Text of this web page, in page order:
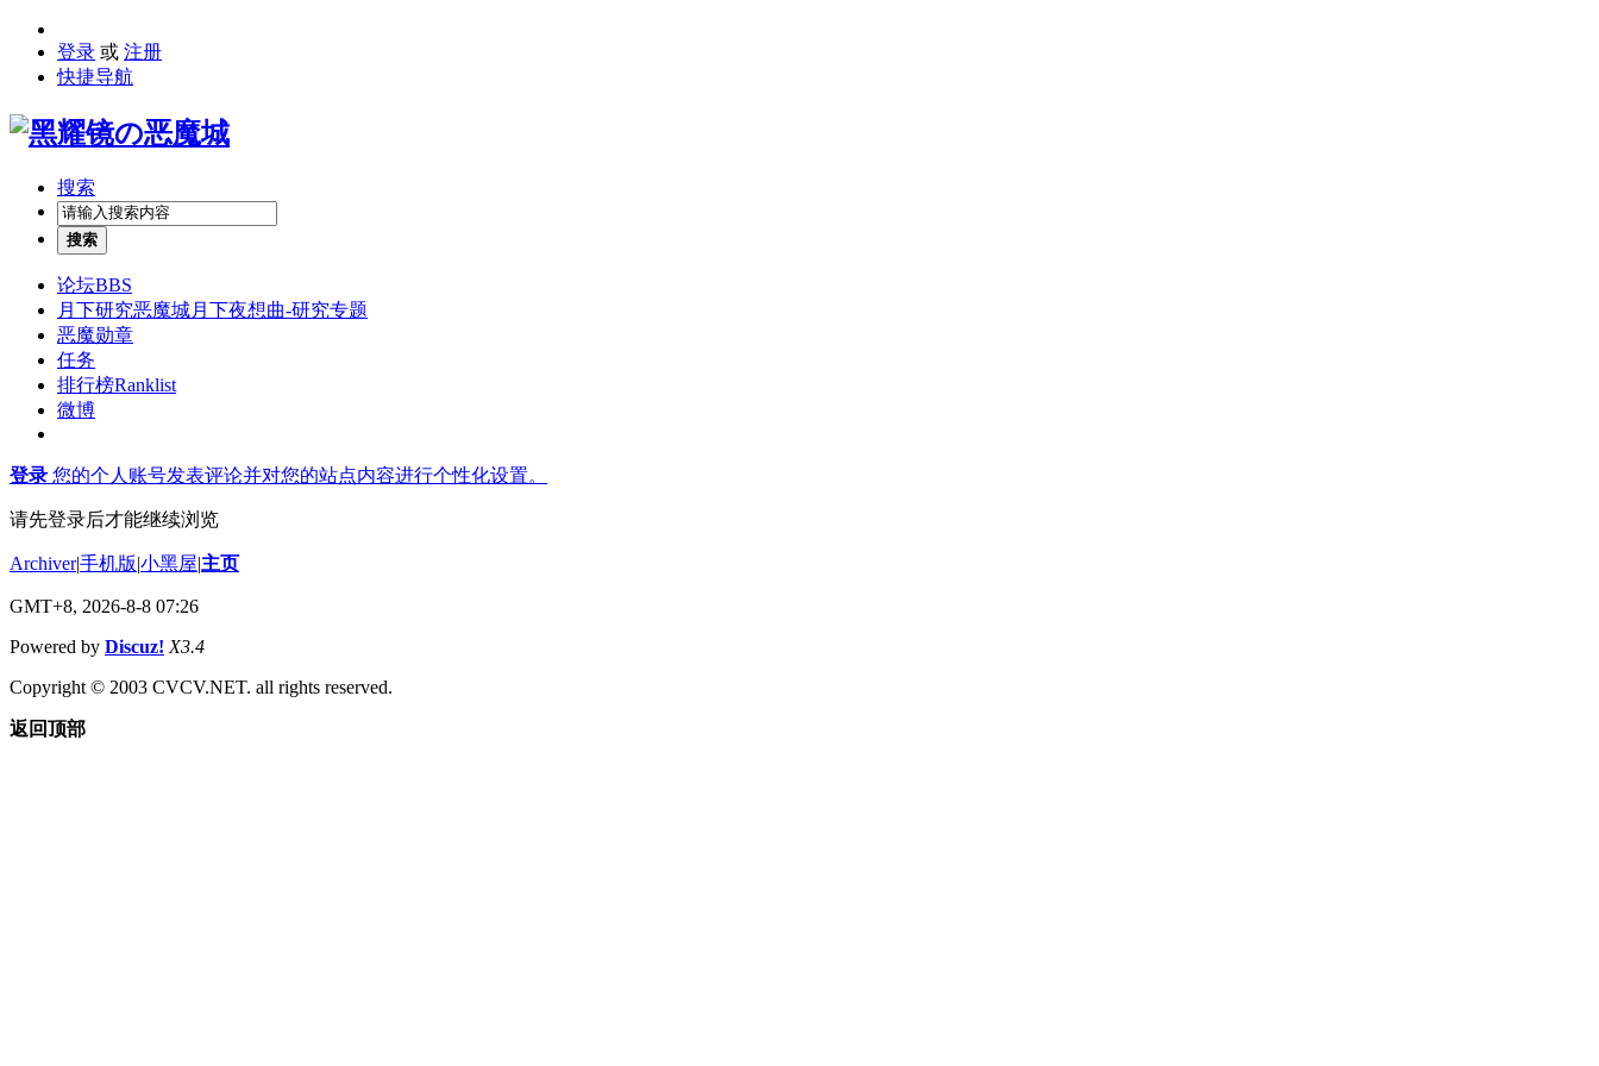
登录 或 注册
快捷导航
搜索
搜索
论坛BBS
月下研究恶魔城月下夜想曲-研究专题
恶魔勋章
任务
排行榜Ranklist
微博
登录 您的个人账号发表评论并对您的站点内容进行个性化设置。
请先登录后才能继续浏览
Archiver|手机版|小黑屋|主页
GMT+8, 2026-8-8 07:26
Powered by Discuz! X3.4
Copyright © 2003 CVCV.NET. all rights reserved.
返回顶部